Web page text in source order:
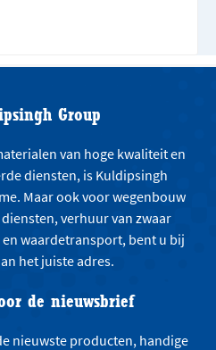
Group
van hoge kwaliteit en
diensten, is Kuldipsingh
Maar ook voor wegenbouw
verhuur van zwaar
waardetransport, bent u bij
het juiste adres.
de nieuwsbrief
nieuwste producten, handige